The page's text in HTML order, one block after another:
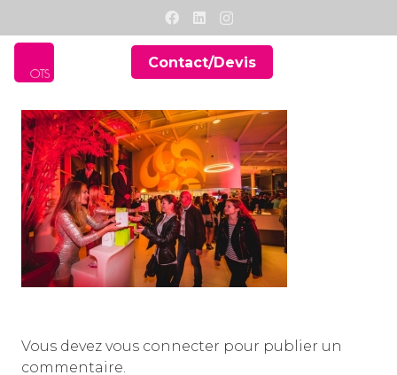
Contact/Devis
Vous devez vous connecter pour publier un
commentaire.